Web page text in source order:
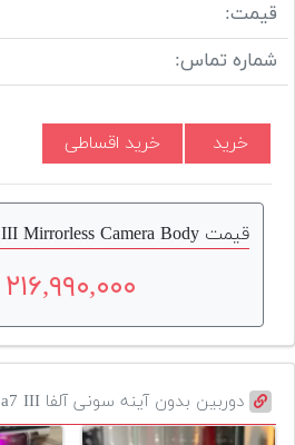
قیمت:
شماره تماس:
خرید خرید اقساطی
قیمت Sony Alpha a7 III Mirrorless Camera Body
۲۱۶,۹۹۰,۰۰۰
دوربین بدون آینه سونی آلفا a7 III بدنه دست دوم